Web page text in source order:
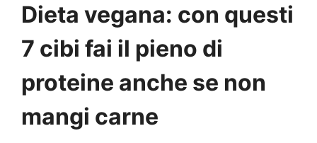
Dieta vegana: con questi
7 cibi fai il pieno di
proteine anche se non
mangi carne